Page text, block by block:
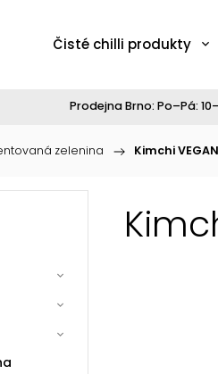
Čisté chilli produkty
Prodejna Brno: Po–Pá:
zelenina / Kimchi